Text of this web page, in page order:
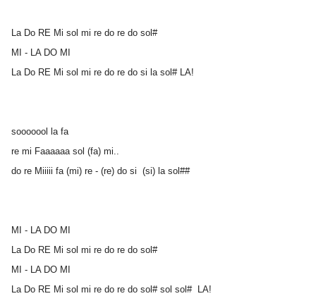
La Do RE Mi sol mi re do re do sol#
MI - LA DO MI
La Do RE Mi sol mi re do re do si la sol# LA!
sooooool la fa
re mi Faaaaaa sol (fa) mi..
do re Miiiii fa (mi) re - (re) do si (si) la sol##
MI - LA DO MI
La Do RE Mi sol mi re do re do sol#
MI - LA DO MI
La Do RE Mi sol mi re do re do sol# sol sol# LA!